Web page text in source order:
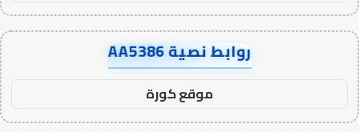
روابط نصية AA5386
موقع كورة